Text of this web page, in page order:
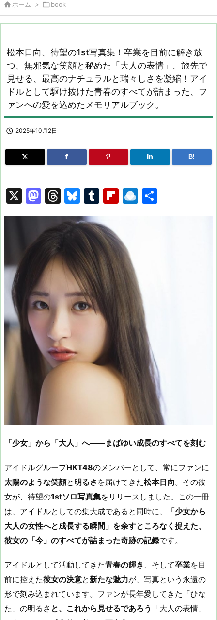
ホーム > book
松本日向、待望の1st写真集！卒業を目前に解き放
つ、無邪気な笑顔と秘めた「大人の表情」。旅先で
見せる、最高のナチュラルと瑞々しさを凝縮！アイ
ドルとして駆け抜けた青春のすべてが詰まった、フ
ァンへの愛を込めたメモリアルブック。
 2025年10月2日
B!
X
M
a
st
o
d
o
n
T
hr
e
d
s
Bl
u
e
s
k
y
T
m
bl
r
Fl
o
ar
d
R
io
「少女」から「大人」へ――まばゆい成長のすべてを刻む
アイドルグループHKT48のメンバーとして、常にファンに
太陽のような笑顔と 明るさ を届けてきた松本日向 。その彼
女が、待望の1stソロ写真集をリリースしました。この一冊
は、アイドルとしての集大成であると同時に、
「少女から
大人の女性へと成長する瞬間」を余すところなく捉えた、
彼女の「今」のすべてが詰まった奇跡の記録です。
アイドルとして活動してきた青春の輝き 、そして卒業を目
前に控えた彼女の決意と新たな魅力が、写真という永遠の
形で刻み込まれています。ファンが長年愛してきた「ひな
た」の明るさ と、これから見せるであろう 「大人の表情」